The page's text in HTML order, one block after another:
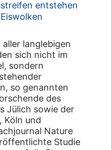
entstehen
langlebigen
sich nicht im
sondern
so genannten
des
Jülich sowie der
Köln und
Nature
Studie